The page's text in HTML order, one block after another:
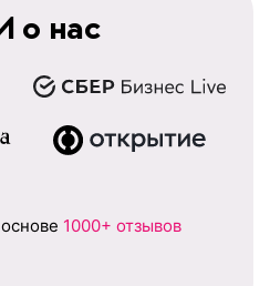
о нас
1000+ отзывов